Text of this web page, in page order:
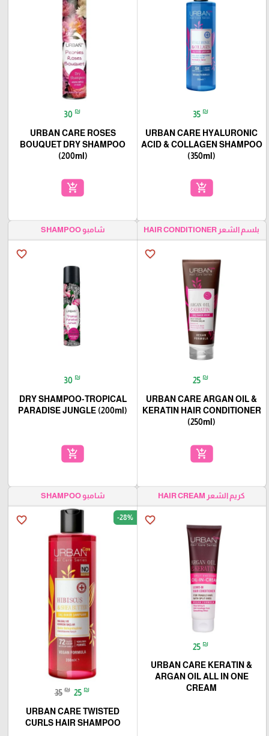
35 ₪
URBAN CARE HYALURONIC
ACID & COLLAGEN SHAMPOO
(350ml)
add_shopping_cart
30 ₪
URBAN CARE ROSES
BOUQUET DRY SHAMPOO
(200ml)
add_shopping_cart
بلسم الشعر HAIR CONDITIONER
favorite_border
25 ₪
URBAN CARE ARGAN OIL &
KERATIN HAIR CONDITIONER
(250ml)
add_shopping_cart
شامبو SHAMPOO
favorite_border
30 ₪
DRY SHAMPOO-TROPICAL
PARADISE JUNGLE (200ml)
add_shopping_cart
كريم الشعر HAIR CREAM
favorite_border
25 ₪
URBAN CARE KERATIN &
ARGAN OIL ALL IN ONE
CREAM
شامبو SHAMPOO
favorite_border -28%
35 ₪ 25 ₪
URBAN CARE TWISTED
CURLS HAIR SHAMPOO